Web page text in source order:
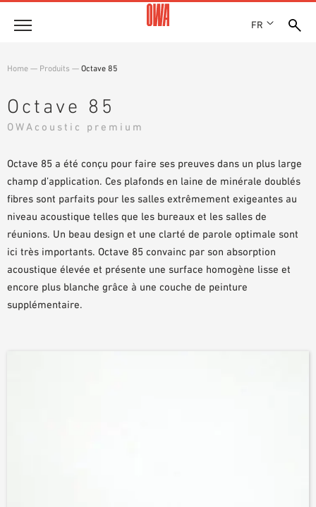
FR
PRIX ET RÉCOMPENSES
NOS FILIALES
SHOWROOM 7TH FLOOR
Produits
LES COLLECTIONS OWA
RECHERCHE TECHNIQUE
FONCTIONS
DOMAINES D’UTILISATION
Références
Assistance technique
Service
DOCUMENTS D’APPEL D’OFFRES
TÉLÉCHARGEMENTS
DÉCLARATION DE PERFORMANCE (DDP)
Home — Produits — Octave 85
Octave 85
OWAcoustic premium
Octave 85 a été conçu pour faire ses preuves dans un plus large
champ d’application. Ces plafonds en laine de minérale doublés
fibres sont parfaits pour les salles extrêmement exigeantes au
niveau acoustique telles que les bureaux et les salles de
réunions. Un beau design et une clarté de parole optimale sont
ici très importants. Octave 85 convainc par son absorption
acoustique élevée et présente une surface homogène lisse et
encore plus blanche grâce à une couche de peinture
supplémentaire.